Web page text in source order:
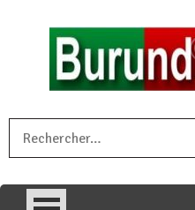
umariye umuryango wawe
uri ngaha ndagusigiye iki